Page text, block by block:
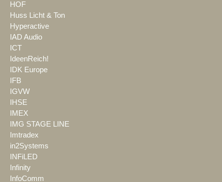
HOF
Huss Licht & Ton
Hyperactive
IAD Audio
ICT
IdeenReich!
IDK Europe
IFB
IGVW
IHSE
IMEX
IMG STAGE LINE
Imtradex
in2Systems
INFiLED
Infinity
InfoComm